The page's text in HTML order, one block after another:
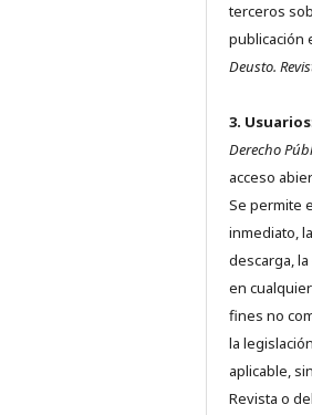
terceros
publicación
Deusto.
3. Usuarios:
Derecho
acceso
Se permite
inmediato,
descarga,
en
fines no
la
aplicable,
Revista o